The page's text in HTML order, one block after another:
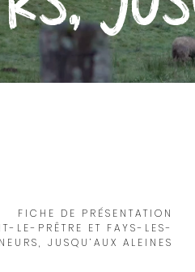
FICHE DE PRÉSENTATION
LE-PRÊTRE ET FAYS-LES-
JUSQU’AUX ALEINES